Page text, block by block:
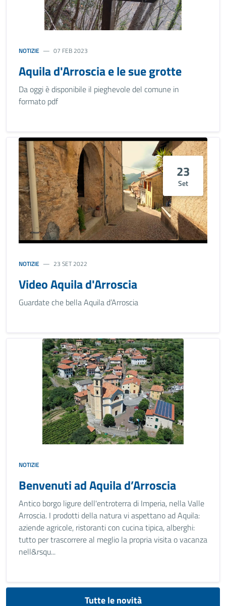
NOTIZIE 07 FEB 2023
Aquila d'Arroscia e le sue grotte
Da oggi è disponibile il pieghevole del comune in
formato pdf
23
Set
NOTIZIE 23 SET 2022
Video Aquila d'Arroscia
Guardate che bella Aquila d’Arroscia
NOTIZIE
Benvenuti ad Aquila d’Arroscia
Antico borgo ligure dell'entroterra di Imperia, nella Valle
Arroscia. I prodotti della natura vi aspettano ad Aquila:
aziende agricole, ristoranti con cucina tipica, alberghi:
tutto per trascorrere al meglio la propria visita o vacanza
nell&rsqu...
Tutte le novità